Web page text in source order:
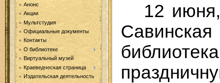
Анонс
Акции
Мультстудия
Официальные документы
Контакты
О библиотеке
Виртуальный музей
Краеведческая страница
Издательская деятельность
12